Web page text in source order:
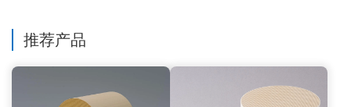
推荐产品